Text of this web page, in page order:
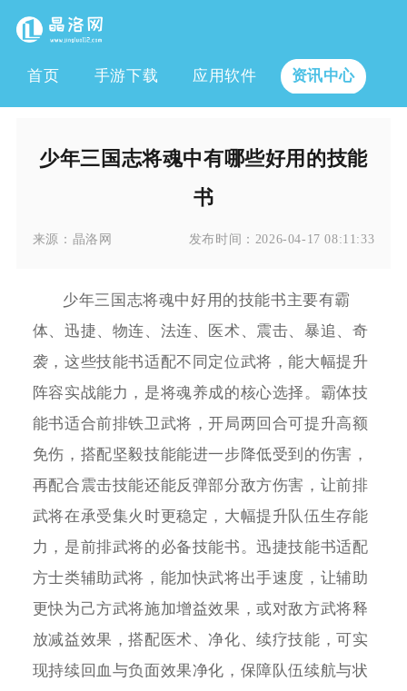
首页 手游下载 应用软件 资讯中心
少年三国志将魂中有哪些好用的技能
书
来源： 晶洛网 发布时间： 2026-04-17 08:11:33
少年三国志将魂中好用的技能书主要有霸
体、迅捷、物连、法连、医术、震击、暴追、奇
袭，这些技能书适配不同定位武将，能大幅提升
阵容实战能力，是将魂养成的核心选择。霸体技
能书适合前排铁卫武将，开局两回合可提升高额
免伤，搭配坚毅技能能进一步降低受到的伤害，
再配合震击技能还能反弹部分敌方伤害，让前排
武将在承受集火时更稳定，大幅提升队伍生存能
力，是前排武将的必备技能书。迅捷技能书适配
方士类辅助武将，能加快武将出手速度，让辅助
更快为己方武将施加增益效果，或对敌方武将释
放减益效果，搭配医术、净化、续疗技能，可实
现持续回血与负面效果净化，保障队伍续航与状